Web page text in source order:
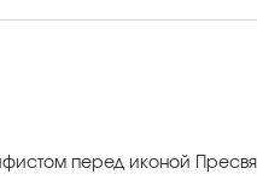
перед иконой